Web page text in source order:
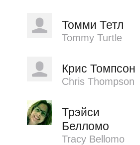
Томми Тетл
Tommy Turtle
Крис Томпсон
Chris Thompson
Трэйси
Белломо
Tracy Bellomo